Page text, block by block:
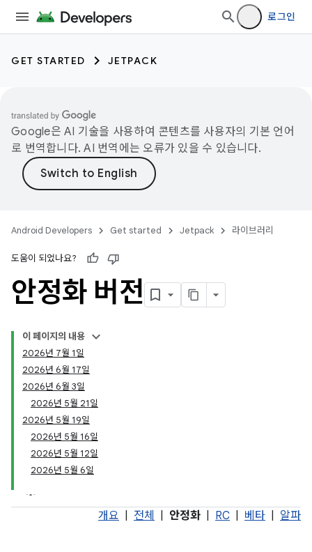
로그인
GET STARTED JETPACK
Google은 AI 기술을 사용하여 콘텐츠를 사용자의 기본 언어
로 번역합니다. AI 번역에는 오류가 있을 수 있습니다.
Android Developers Get started Jetpack 라이브러리
도움이 되었나요?
안정화 버전
이 페이지의 내용
2026년 7월 1일
2026년 6월 17일
2026년 6월 3일
2026년 5월 21일
2026년 5월 19일
2026년 5월 16일
2026년 5월 12일
2026년 5월 6일
개요 전체 안정화 RC 베타 알파